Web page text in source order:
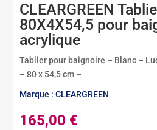
CLEARGREEN
80X4X54,5 pour
acrylique
Tablier pour baignoire – Blanc –
– 80 x 54,5 cm –
Marque : CLEARGREEN
165,00 €